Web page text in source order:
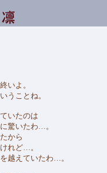
いよ。
うことね。
いたのは
驚いたわ…。
から
れど…。
越えていたわ…。